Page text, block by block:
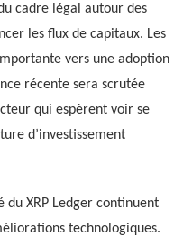
cadre légal autour des
les flux de capitaux. Les
vers une adoption
récente sera scrutée
qui espèrent voir se
d’investissement
du XRP Ledger continuent
technologiques.